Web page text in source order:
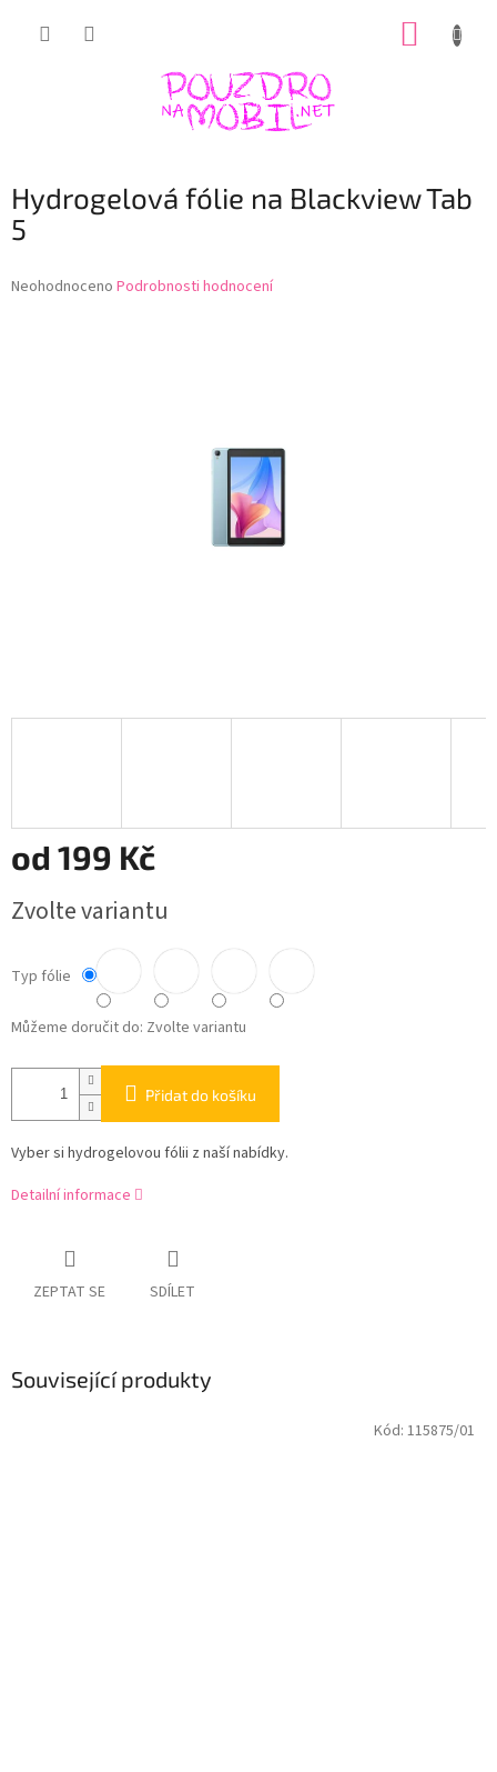
Hydrogelová fólie na Blackview Tab
5
Průměrné
Neohodnoceno Podrobnosti hodnocení
od 199 Kč
cena:
Zvolte variantu
Typ fólie
Můžeme doručit do: Zvolte variantu
Přidat do košíku
Vyber si hydrogelovou fólii z naší nabídky.
Detailní informace
ZEPTAT SE SDÍLET
Související produkty
Kód: 115875/01